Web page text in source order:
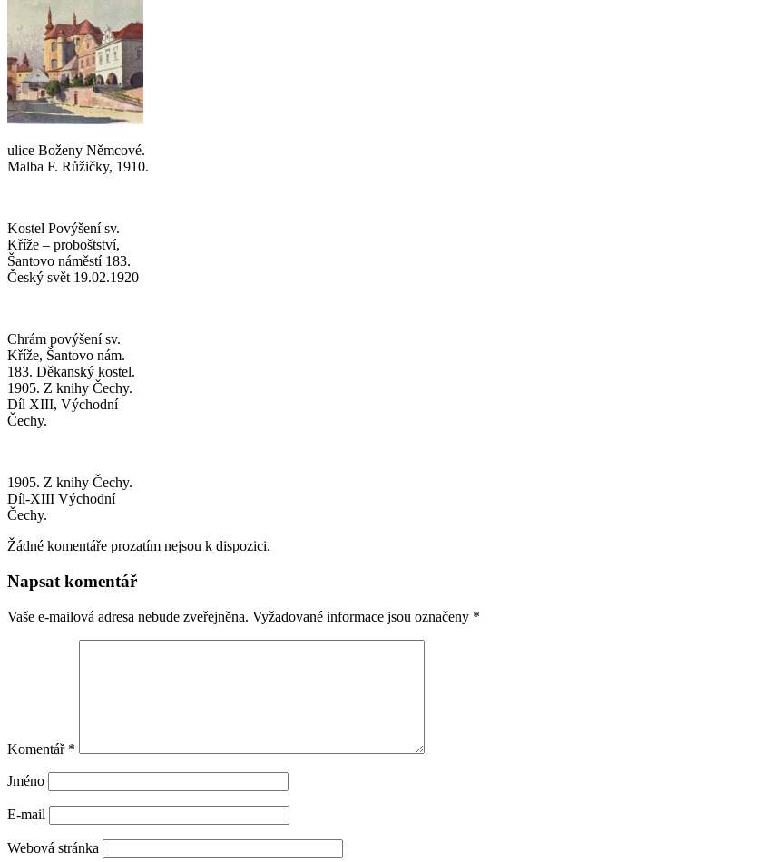
ulice Boženy Němcové.
Malba F. Růžičky, 1910.
Kostel Povýšení sv.
Kříže – proboštství,
Šantovo náměstí 183.
Český svět 19.02.1920
Chrám povýšení sv.
Kříže, Šantovo nám.
183. Děkanský kostel.
1905. Z knihy Čechy.
Díl XIII, Východní
Čechy.
1905. Z knihy Čechy.
Díl-XIII Východní
Čechy.
Žádné komentáře prozatím nejsou k dispozici.
Napsat komentář
Vaše e-mailová adresa nebude zveřejněna. Vyžadované informace jsou označeny *
Komentář *
Jméno
E-mail
Webová stránka